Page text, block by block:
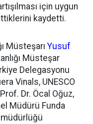
için uygun
kaydetti.
MüsteşarıYusuf
Müsteşar
Delegasyonu
Vinals, UNESCO
Dr. Öcal Oğuz,
Müdürü Funda
müdürlüğü